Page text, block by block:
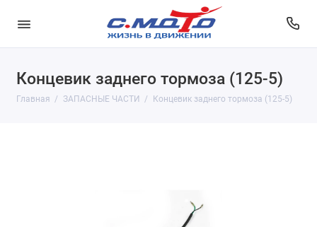
Концевик заднего тормоза (125-5)
Главная ЗАПАСНЫЕ ЧАСТИ Концевик заднего тормоза (125-5)